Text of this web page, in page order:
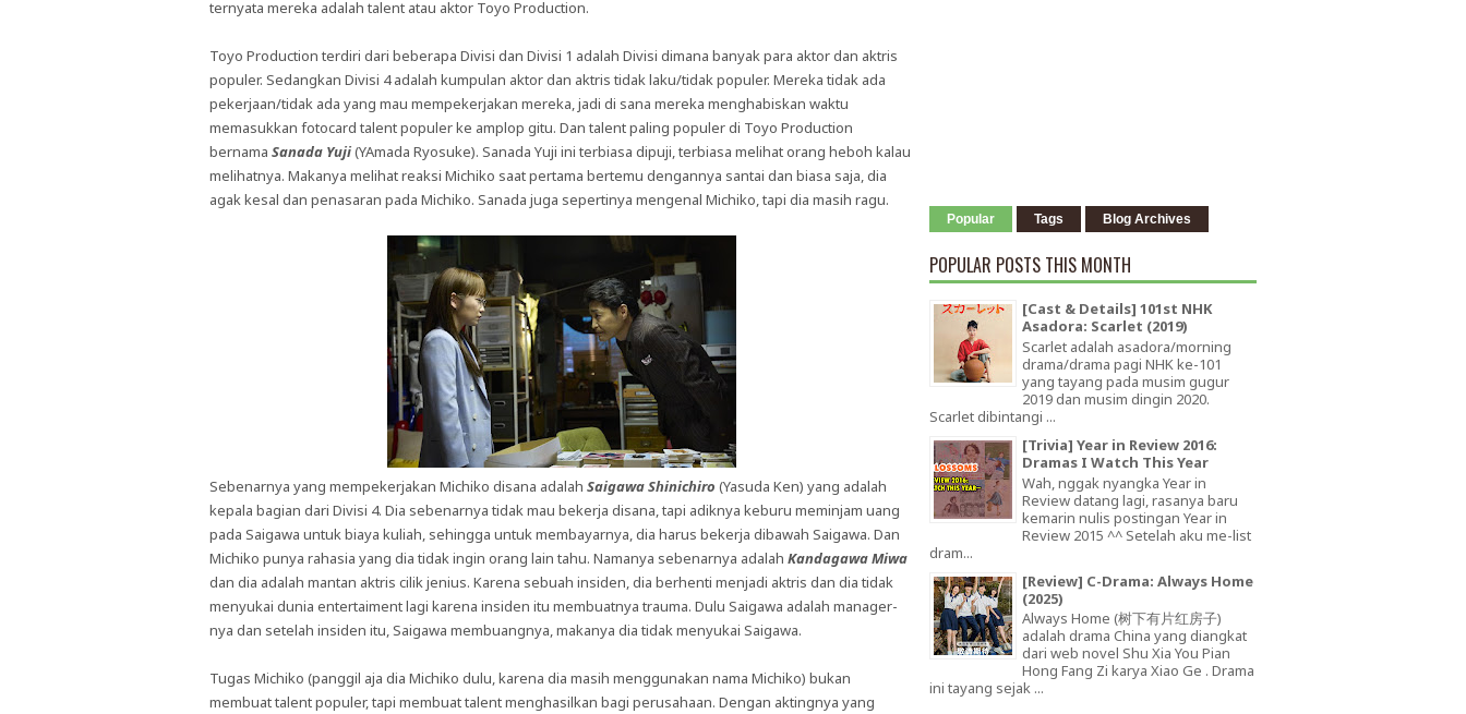
ternyata mereka adalah talent atau aktor Toyo Production.
Toyo Production terdiri dari beberapa Divisi dan Divisi 1 adalah Divisi dimana banyak para aktor dan aktris
populer. Sedangkan Divisi 4 adalah kumpulan aktor dan aktris tidak laku/tidak populer. Mereka tidak ada
pekerjaan/tidak ada yang mau mempekerjakan mereka, jadi di sana mereka menghabiskan waktu
memasukkan fotocard talent populer ke amplop gitu. Dan talent paling populer di Toyo Production
bernama Sanada Yuji(YAmada Ryosuke). Sanada Yuji ini terbiasa dipuji, terbiasa melihat orang heboh kalau
melihatnya. Makanya melihat reaksi Michiko saat pertama bertemu dengannya santai dan biasa saja, dia
agak kesal dan penasaran pada Michiko. Sanada juga sepertinya mengenal Michiko, tapi dia masih ragu.
Sebenarnya yang mempekerjakan Michiko disana adalah Saigawa Shinichiro (Yasuda Ken) yang adalah
kepala bagian dari Divisi 4. Dia sebenarnya tidak mau bekerja disana, tapi adiknya keburu meminjam uang
pada Saigawa untuk biaya kuliah, sehingga untuk membayarnya, dia harus bekerja dibawah Saigawa. Dan
Michiko punya rahasia yang dia tidak ingin orang lain tahu. Namanya sebenarnya adalah Kandagawa Miwa
dan dia adalah mantan aktris cilik jenius. Karena sebuah insiden, dia berhenti menjadi aktris dan dia tidak
menyukai dunia entertaiment lagi karena insiden itu membuatnya trauma. Dulu Saigawa adalah manager-
nya dan setelah insiden itu, Saigawa membuangnya, makanya dia tidak menyukai Saigawa.
Tugas Michiko (panggil aja dia Michiko dulu, karena dia masih menggunakan nama Michiko) bukan
membuat talent populer, tapi membuat talent menghasilkan bagi perusahaan. Dengan aktingnya yang
Popular Tags Blog Archives
POPULAR POSTS THIS MONTH
[Cast & Details] 101st NHK
Asadora: Scarlet (2019)
Scarlet adalah asadora/morning
drama/drama pagi NHK ke-101
yang tayang pada musim gugur
2019 dan musim dingin 2020.
Scarlet dibintangi ...
[Trivia] Year in Review 2016:
Dramas I Watch This Year
Wah, nggak nyangka Year in
Review datang lagi, rasanya baru
kemarin nulis postingan Year in
Review 2015 ^^ Setelah aku me-list
dram...
[Review] C-Drama: Always Home
(2025)
Always Home (树下有片红房子)
adalah drama China yang diangkat
dari web novel Shu Xia You Pian
Hong Fang Zi karya Xiao Ge . Drama
ini tayang sejak ...